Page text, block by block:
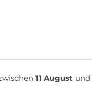
11 August und